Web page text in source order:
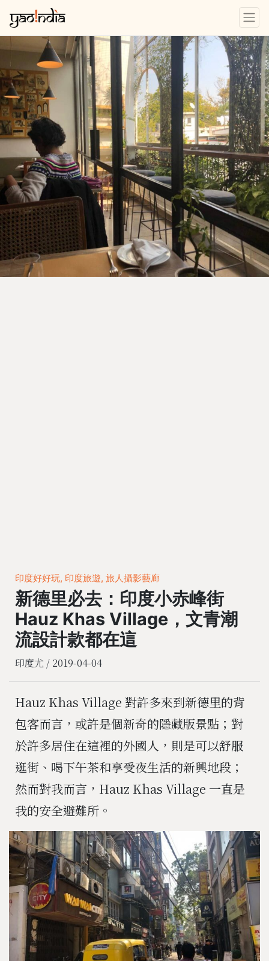
印度好好玩, 印度旅遊, 旅人攝影藝廊
新德里必去：印度小赤峰街
Hauz Khas Village，文青潮
流設計款都在這
印度尤 / 2019-04-04
Hauz Khas Village 對許多來到新德里的背
包客而言，或許是個新奇的隱藏版景點；對
於許多居住在這裡的外國人，則是可以舒服
逛街、喝下午茶和享受夜生活的新興地段；
然而對我而言，Hauz Khas Village 一直是
我的安全避難所。